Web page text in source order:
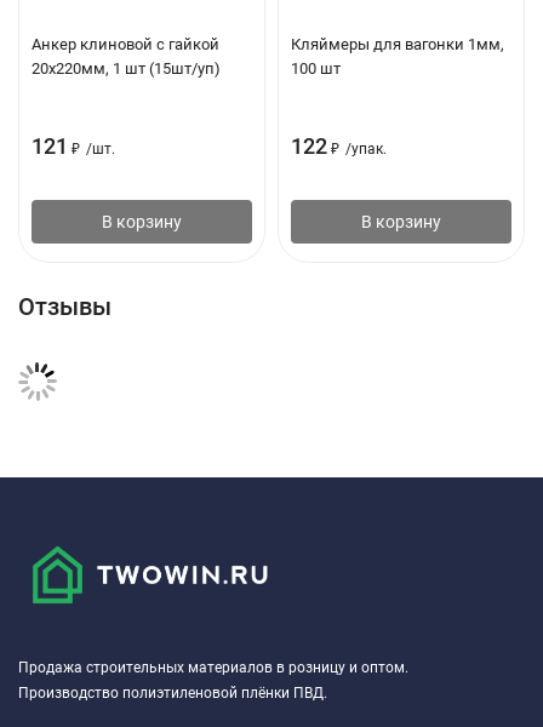
Анкер клиновой с гайкой
20х220мм, 1 шт (15шт/уп)
121 ₽ /шт.
В корзину
Кляймеры для вагонки 1мм,
100 шт
122 ₽ /упак.
В корзину
Отзывы
Продажа строительных материалов в розницу и оптом.
Производство полиэтиленовой плёнки ПВД.